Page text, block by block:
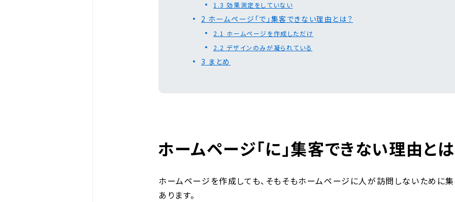
1.3 効果測定をしていない
2 ホームページ「で」集客できない理由とは？
2.1 ホームページを作成しただけ
2.2 デザインのみが凝られている
3 まとめ
ホームページ「に」集客できない理由と
ホームページを作成しても、そもそもホームページに人が訪問しないために
あります。